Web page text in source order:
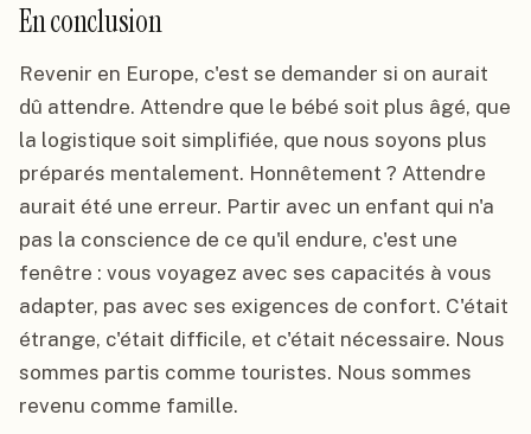
En conclusion
Revenir en Europe, c'est se demander si on aurait
dû attendre. Attendre que le bébé soit plus âgé, que
la logistique soit simplifiée, que nous soyons plus
préparés mentalement. Honnêtement ? Attendre
aurait été une erreur. Partir avec un enfant qui n'a
pas la conscience de ce qu'il endure, c'est une
fenêtre : vous voyagez avec ses capacités à vous
adapter, pas avec ses exigences de confort. C'était
étrange, c'était difficile, et c'était nécessaire. Nous
sommes partis comme touristes. Nous sommes
revenu comme famille.